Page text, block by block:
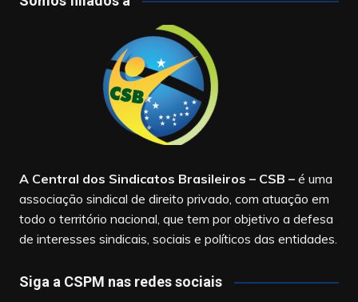
A Central dos Sindicatos Brasileiros – CSB –é uma
associação sindical de direito privado, com atuação em
todo o território nacional, que tem por objetivo a defesa
de interesses sindicais, sociais e políticos das entidades.
Siga a CSPM nas redes sociais